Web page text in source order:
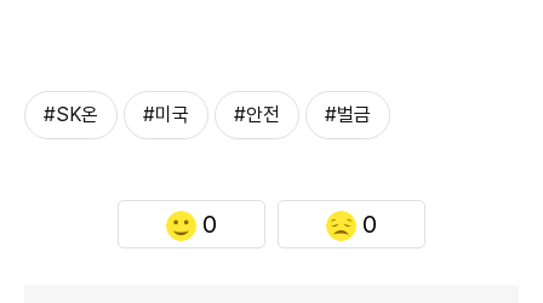
#SK온 #미국 #안전 #벌금
0 0